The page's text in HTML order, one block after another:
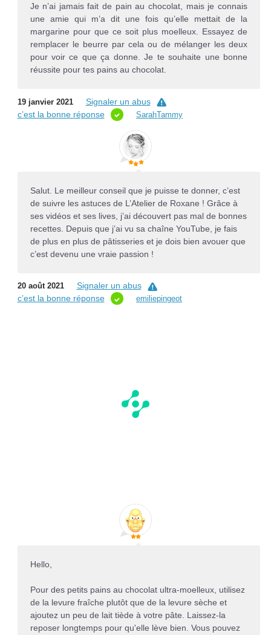
Je n’ai jamais fait de pain au chocolat, mais je connais
une amie qui m’a dit une fois qu’elle mettait de la
margarine pour que ce soit plus moelleux. Essayez de
remplacer le beurre par cela ou de mélanger les deux
pour voir ce que ça donne. Je te souhaite une bonne
réussite pour tes pains au chocolat.
19 janvier 2021
Signaler un abus
c’est la bonne réponse
SarahTammy
Salut. Le meilleur conseil que je puisse te donner, c’est
de suivre les astuces de L’Atelier de Roxane ! Grâce à
ses vidéos et ses lives, j’ai découvert pas mal de bonnes
recettes. Depuis que j’ai vu sa chaîne YouTube, je fais
de plus en plus de pâtisseries et je dois bien avouer que
c’est devenu une vraie passion !
20 août 2021
Signaler un abus
c’est la bonne réponse
emiliepingeot
Hello,
Pour des petits pains au chocolat ultra-moelleux, utilisez
de la levure fraîche plutôt que de la levure sèche et
ajoutez un peu de lait tiède à votre pâte. Laissez-la
reposer longtemps pour qu'elle lève bien. Vous pouvez